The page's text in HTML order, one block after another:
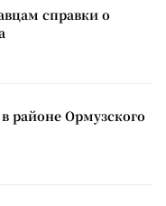
справки о
районе Ормузского